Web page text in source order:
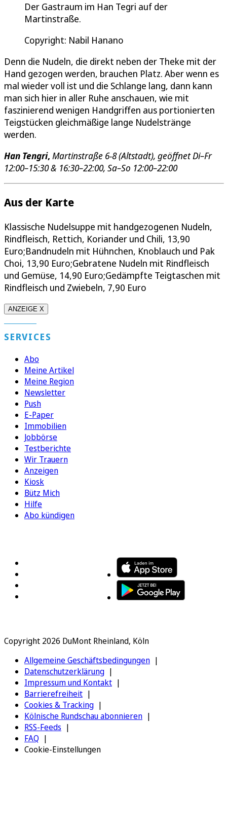
Der Gastraum im Han Tegri auf der
Martinstraße.
Copyright: Nabil Hanano
Denn die Nudeln, die direkt neben der Theke mit der
Hand gezogen werden, brauchen Platz. Aber wenn es
mal wieder voll ist und die Schlange lang, dann kann
man sich hier in aller Ruhe anschauen, wie mit
faszinierend wenigen Handgriffen aus portionierten
Teigstücken gleichmäßige lange Nudelstränge
werden.
Han Tengri, Martinstraße 6-8 (Altstadt), geöffnet Di–Fr
12:00–15:30 & 16:30–22:00, Sa–So 12:00–22:00
Aus der Karte
Klassische Nudelsuppe mit handgezogenen Nudeln,
Rindfleisch, Rettich, Koriander und Chili, 13,90
Euro;Bandnudeln mit Hühnchen, Knoblauch und Pak
Choi, 13,90 Euro;Gebratene Nudeln mit Rindfleisch
und Gemüse, 14,90 Euro;Gedämpfte Teigtaschen mit
Rindfleisch und Zwiebeln, 7,90 Euro
ANZEIGE X
SERVICES
Abo
Meine Artikel
Meine Region
Newsletter
Push
E-Paper
Immobilien
Jobbörse
Testberichte
Wir Trauern
Anzeigen
Kiosk
Bütz Mich
Hilfe
Abo kündigen
Copyright 2026 DuMont Rheinland, Köln
Allgemeine Geschäftsbedingungen
Datenschutzerklärung
Impressum und Kontakt
Barrierefreiheit
Cookies & Tracking
Kölnische Rundschau abonnieren
RSS-Feeds
FAQ
Cookie-Einstellungen